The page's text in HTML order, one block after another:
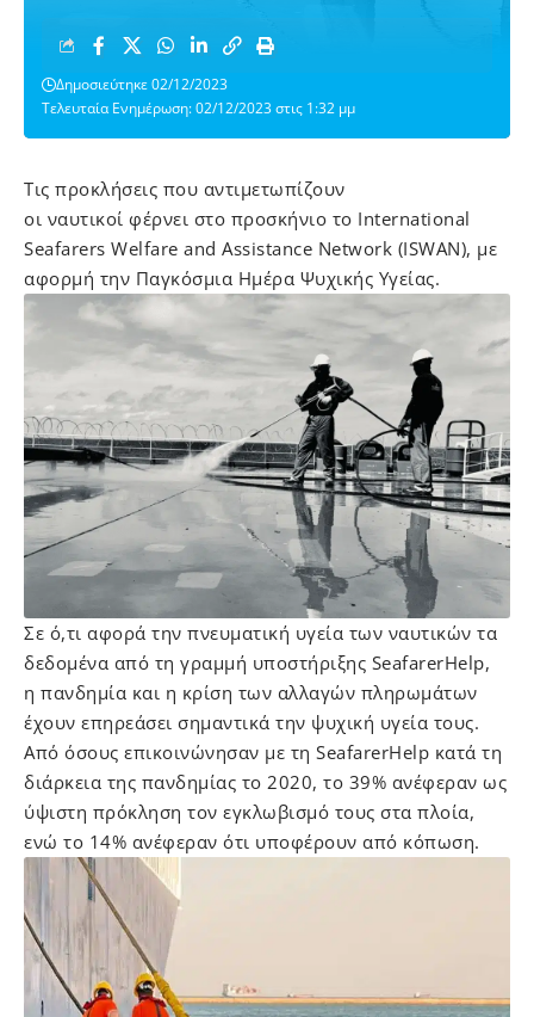
Τελευταία Ενημέρωση: 02/12/2023 στις 1:32 μμ
Δημοσιεύτηκε 02/12/2023
Tις προκλήσεις που αντιμετωπίζουν
οι ναυτικοί φέρνει στο προσκήνιο το International
Seafarers Welfare and Assistance Network (ISWAN), με
αφορμή την Παγκόσμια Ημέρα Ψυχικής Υγείας.
Σε ό,τι αφορά την πνευματική υγεία των ναυτικών τα
δεδομένα από τη γραμμή υποστήριξης SeafarerHelp,
η πανδημία και η κρίση των αλλαγών πληρωμάτων
έχουν επηρεάσει σημαντικά την ψυχική υγεία τους.
Από όσους επικοινώνησαν με τη SeafarerHelp κατά τη
διάρκεια της πανδημίας το 2020, το 39% ανέφεραν ως
ύψιστη πρόκληση τον εγκλωβισμό τους στα πλοία,
ενώ το 14% ανέφεραν ότι υποφέρουν από κόπωση.